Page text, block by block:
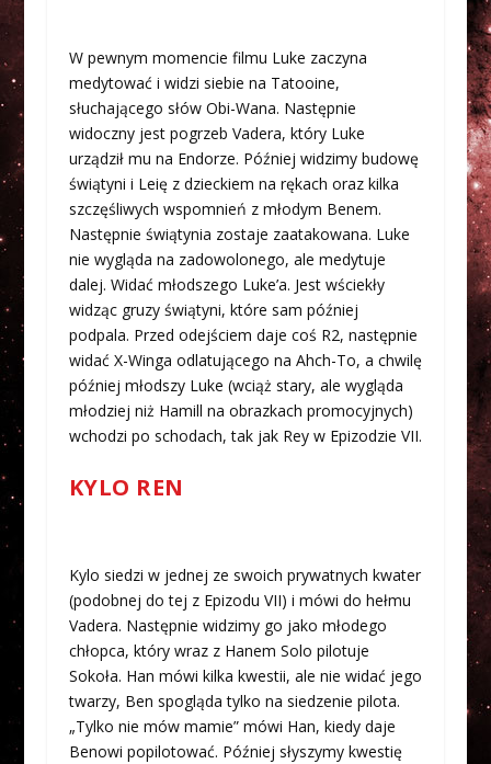
W pewnym momencie filmu Luke zaczyna
medytować i widzi siebie na Tatooine,
słuchającego słów Obi-Wana. Następnie
widoczny jest pogrzeb Vadera, który Luke
urządził mu na Endorze. Później widzimy budowę
świątyni i Leię z dzieckiem na rękach oraz kilka
szczęśliwych wspomnień z młodym Benem.
Następnie świątynia zostaje zaatakowana. Luke
nie wygląda na zadowolonego, ale medytuje
dalej. Widać młodszego Luke’a. Jest wściekły
widząc gruzy świątyni, które sam później
podpala. Przed odejściem daje coś R2, następnie
widać X-Winga odlatującego na Ahch-To, a chwilę
później młodszy Luke (wciąż stary, ale wygląda
młodziej niż Hamill na obrazkach promocyjnych)
wchodzi po schodach, tak jak Rey w Epizodzie VII.
KYLO REN
Kylo siedzi w jednej ze swoich prywatnych kwater
(podobnej do tej z Epizodu VII) i mówi do hełmu
Vadera. Następnie widzimy go jako młodego
chłopca, który wraz z Hanem Solo pilotuje
Sokoła. Han mówi kilka kwestii, ale nie widać jego
twarzy, Ben spogląda tylko na siedzenie pilota.
„Tylko nie mów mamie” mówi Han, kiedy daje
Benowi popilotować. Później słyszymy kwestię